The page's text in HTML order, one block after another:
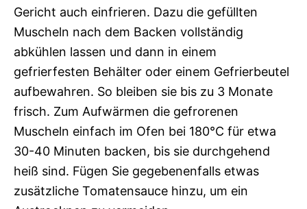
Gericht auch einfrieren. Dazu die gefüllten
Muscheln nach dem Backen vollständig
abkühlen lassen und dann in einem
gefrierfesten Behälter oder einem Gefrierbeutel
aufbewahren. So bleiben sie bis zu 3 Monate
frisch. Zum Aufwärmen die gefrorenen
Muscheln einfach im Ofen bei 180°C für etwa
30-40 Minuten backen, bis sie durchgehend
heiß sind. Fügen Sie gegebenenfalls etwas
zusätzliche Tomatensauce hinzu, um ein